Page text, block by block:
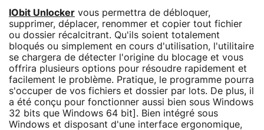
IObit Unlocker vous permettra de débloquer,
supprimer, déplacer, renommer et copier tout fichier
ou dossier récalcitrant. Qu'ils soient totalement
bloqués ou simplement en cours d'utilisation, l'utilitaire
se chargera de détecter l'origine du blocage et vous
offrira plusieurs options pour résoudre rapidement et
facilement le problème. Pratique, le programme pourra
s'occuper de vos fichiers et dossier par lots. De plus, il
a été conçu pour fonctionner aussi bien sous Windows
32 bits que Windows 64 bit]. Bien intégré sous
Windows et disposant d'une interface ergonomique,